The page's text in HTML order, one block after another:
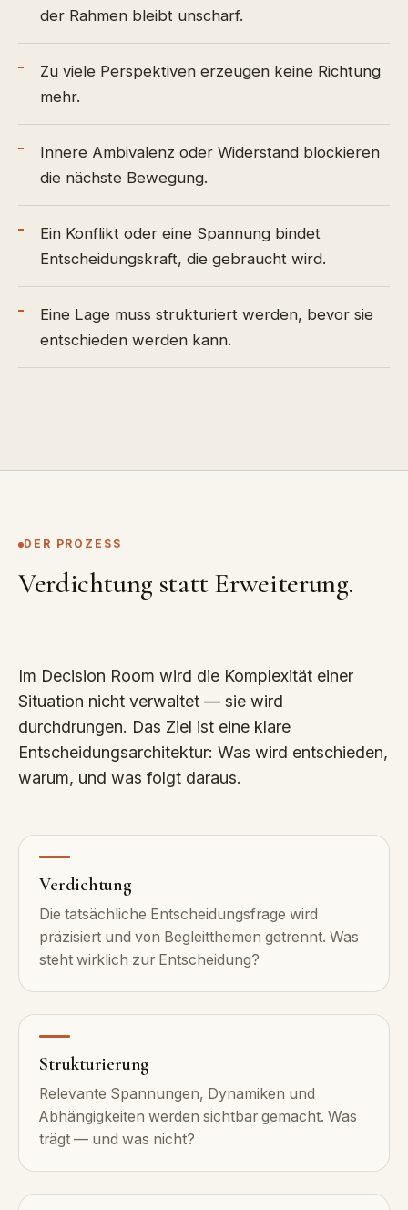
der Rahmen bleibt unscharf.
Zu viele Perspektiven erzeugen keine Richtung
mehr.
Innere Ambivalenz oder Widerstand blockieren
die nächste Bewegung.
Ein Konflikt oder eine Spannung bindet
Entscheidungskraft, die gebraucht wird.
Eine Lage muss strukturiert werden, bevor sie
entschieden werden kann.
DER PROZESS
Verdichtung statt Erweiterung.
Im Decision Room wird die Komplexität einer
Situation nicht verwaltet — sie wird
durchdrungen. Das Ziel ist eine klare
Entscheidungsarchitektur: Was wird entschieden,
warum, und was folgt daraus.
Verdichtung
Die tatsächliche Entscheidungsfrage wird
präzisiert und von Begleitthemen getrennt. Was
steht wirklich zur Entscheidung?
Strukturierung
Relevante Spannungen, Dynamiken und
Abhängigkeiten werden sichtbar gemacht. Was
trägt — und was nicht?